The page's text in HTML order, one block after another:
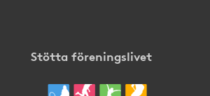
Stötta föreningslivet